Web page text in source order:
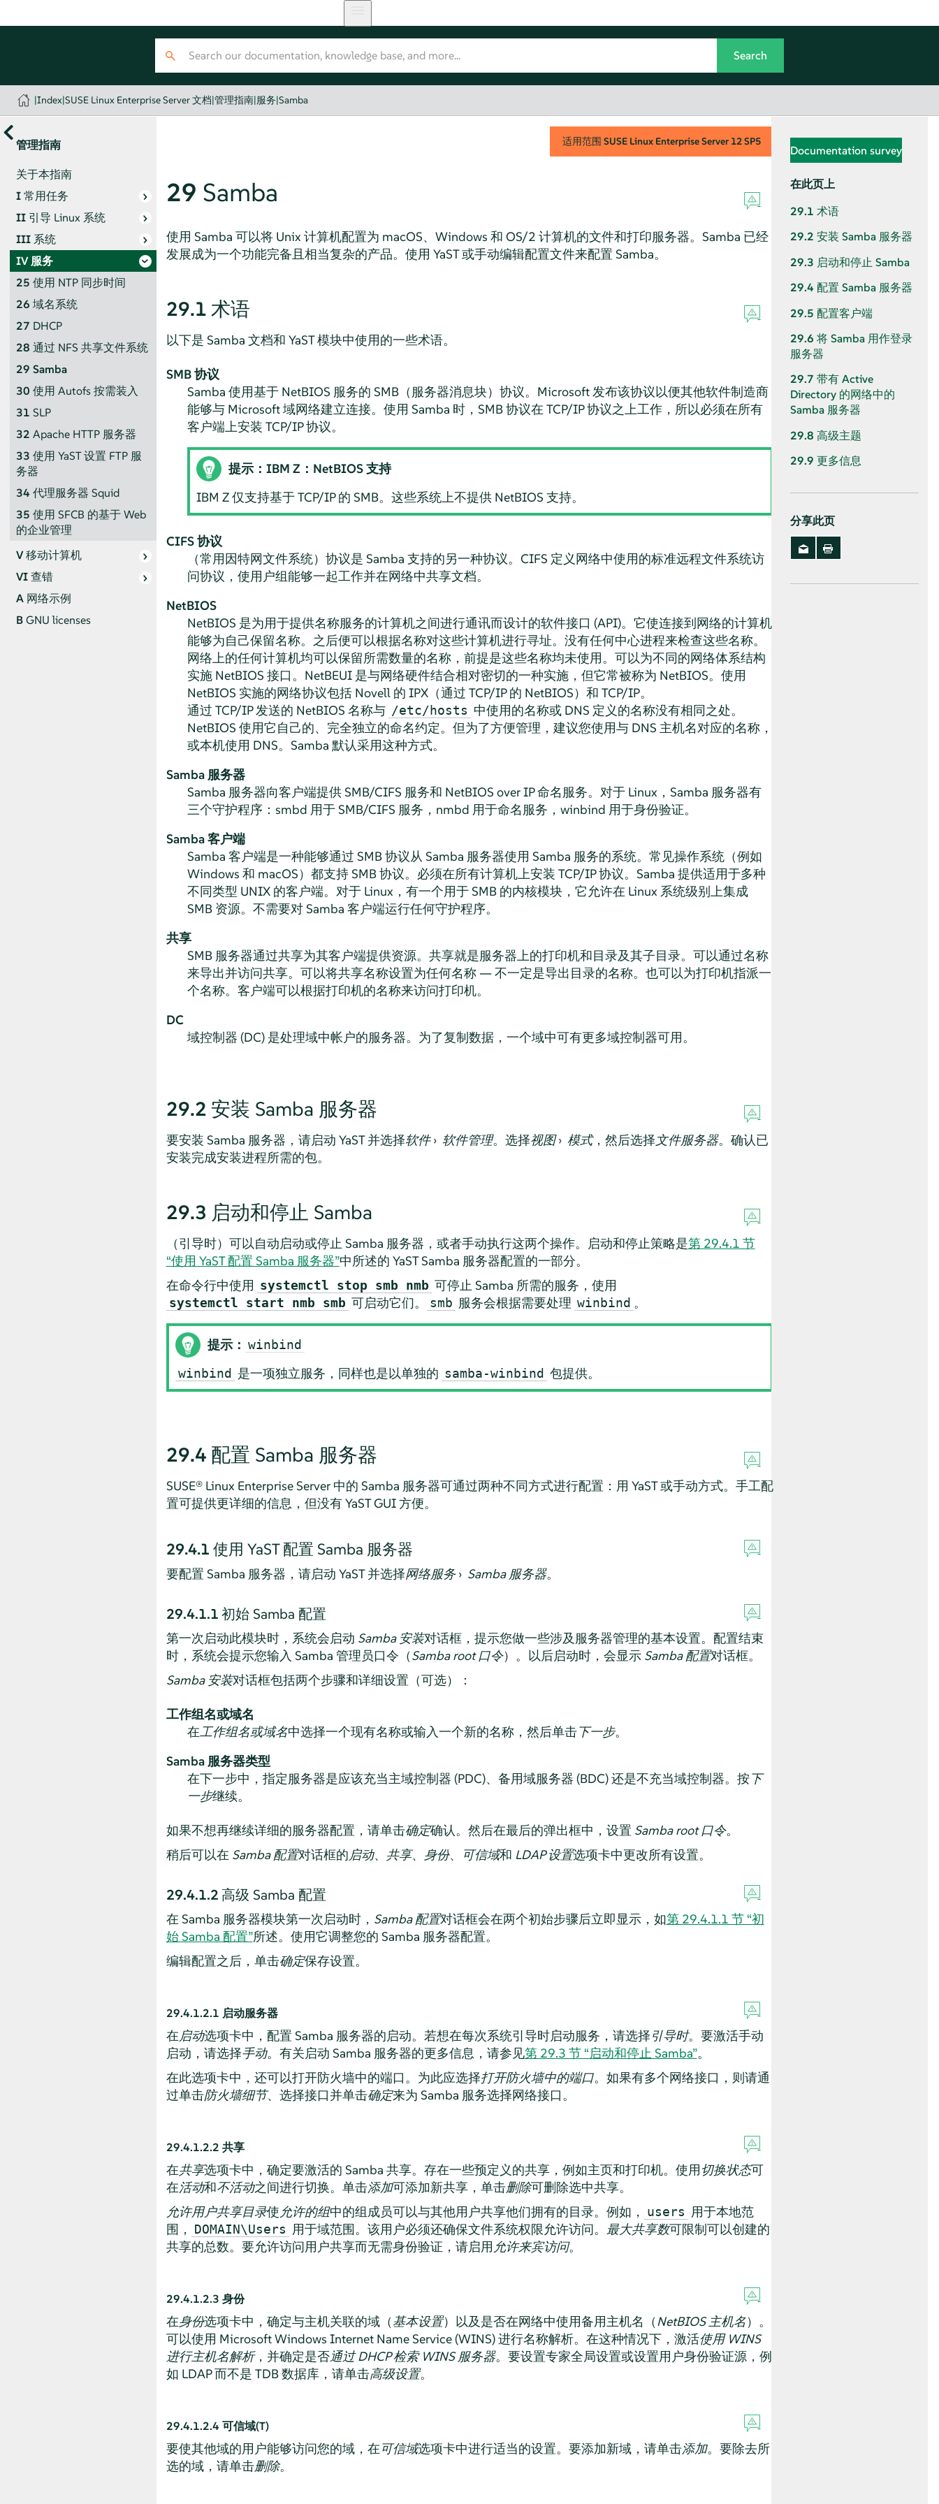
|Index|SUSE Linux Enterprise Server 文档|管理指南|服务|Samba
管理指南
关于本指南
I常用任务
II 引导 Linux 系统
III 系统
IV服务
25 使用 NTP 同步时间
26 域名系统
27 DHCP
28 通过 NFS 共享文件系统
29 Samba
30 使用 Autofs 按需装入
31 SLP
32 Apache HTTP 服务器
33 使用 YaST 设置 FTP 服
务器
34 代理服务器 Squid
35 使用 SFCB 的基于 Web
的企业管理
V移动计算机
VI查错
A 网络示例
BGNU licenses
适用范围 SUSE Linux Enterprise Server 12 SP5
29 Samba
使用 Samba 可以将 Unix 计算机配置为 macOS、Windows 和 OS/2 计算机的文件和打印服务器。Samba 已经
发展成为一个功能完备且相当复杂的产品。使用 YaST 或手动编辑配置文件来配置 Samba。
29.1 术语
以下是 Samba 文档和 YaST 模块中使用的一些术语。
SMB 协议
Samba 使用基于 NetBIOS 服务的 SMB（服务器消息块）协议。Microsoft 发布该协议以便其他软件制造商
能够与 Microsoft 域网络建立连接。使用 Samba 时，SMB 协议在 TCP/IP 协议之上工作，所以必须在所有
客户端上安装 TCP/IP 协议。
提示：IBM Z：NetBIOS 支持
IBM Z 仅支持基于 TCP/IP 的 SMB。这些系统上不提供 NetBIOS 支持。
CIFS 协议
（常用因特网文件系统）协议是 Samba 支持的另一种协议。CIFS 定义网络中使用的标准远程文件系统访
问协议，使用户组能够一起工作并在网络中共享文档。
NetBIOS
NetBIOS 是为用于提供名称服务的计算机之间进行通讯而设计的软件接口 (API)。它使连接到网络的计算机
能够为自己保留名称。之后便可以根据名称对这些计算机进行寻址。没有任何中心进程来检查这些名称。
网络上的任何计算机均可以保留所需数量的名称，前提是这些名称均未使用。可以为不同的网络体系结构
实施 NetBIOS 接口。 NetBEUI是与网络硬件结合相对密切的一种实施，但它常被称为 NetBIOS。使用
NetBIOS 实施的网络协议包括 Novell 的 IPX（通过 TCP/IP 的 NetBIOS）和 TCP/IP。
通过 TCP/IP 发送的 NetBIOS 名称与 /etc/hosts 中使用的名称或 DNS 定义的名称没有相同之处。
NetBIOS 使用它自己的、完全独立的命名约定。但为了方便管理，建议您使用与 DNS 主机名对应的名称，
或本机使用 DNS。Samba 默认采用这种方式。
Samba 服务器
Samba 服务器向客户端提供 SMB/CIFS 服务和 NetBIOS over IP 命名服务。对于 Linux，Samba 服务器有
三个守护程序：smbd 用于 SMB/CIFS 服务，nmbd 用于命名服务，winbind 用于身份验证。
Samba 客户端
Samba 客户端是一种能够通过 SMB 协议从 Samba 服务器使用 Samba 服务的系统。常见操作系统（例如
Windows 和 macOS）都支持 SMB 协议。必须在所有计算机上安装 TCP/IP 协议。Samba 提供适用于多种
不同类型 UNIX 的客户端。对于 Linux，有一个用于 SMB 的内核模块，它允许在 Linux 系统级别上集成
SMB 资源。不需要对 Samba 客户端运行任何守护程序。
共享
SMB 服务器通过共享为其客户端提供资源。共享就是服务器上的打印机和目录及其子目录。可以通过名称
来导出并访问共享。可以将共享名称设置为任何名称 — 不一定是导出目录的名称。也可以为打印机指派一
个名称。客户端可以根据打印机的名称来访问打印机。
DC
域控制器 (DC) 是处理域中帐户的服务器。为了复制数据，一个域中可有更多域控制器可用。
29.2 安装 Samba 服务器
要安装 Samba 服务器，请启动 YaST 并选择软件› 软件管理。选择视图› 模式，然后选择文件服务器。确认已
安装完成安装进程所需的包。
29.3 启动和停止 Samba
（引导时）可以自动启动或停止 Samba 服务器，或者手动执行这两个操作。启动和停止策略是第 29.4.1 节
“使用 YaST 配置 Samba 服务器”中所述的 YaST Samba 服务器配置的一部分。
在命令行中使用 systemctl stop smb nmb 可停止 Samba 所需的服务，使用
systemctl start nmb smb 可启动它们。 smb 服务会根据需要处理 winbind 。
提示： winbind
winbind 是一项独立服务，同样也是以单独的 samba-winbind 包提供。
29.4 配置 Samba 服务器
SUSE® Linux Enterprise Server中的 Samba 服务器可通过两种不同方式进行配置：用 YaST 或手动方式。手工配
置可提供更详细的信息，但没有 YaST GUI 方便。
29.4.1 使用 YaST 配置 Samba 服务器
要配置 Samba 服务器，请启动 YaST 并选择网络服务› Samba 服务器。
29.4.1.1初始 Samba 配置
第一次启动此模块时，系统会启动 Samba 安装对话框，提示您做一些涉及服务器管理的基本设置。配置结束
时，系统会提示您输入 Samba 管理员口令（Samba root 口令）。以后启动时，会显示 Samba 配置对话框。
Samba 安装对话框包括两个步骤和详细设置（可选）：
工作组名或域名
在工作组名或域名中选择一个现有名称或输入一个新的名称，然后单击下一步。
Samba 服务器类型
在下一步中，指定服务器是应该充当主域控制器 (PDC)、备用域服务器 (BDC) 还是不充当域控制器。按下
一步继续。
如果不想再继续详细的服务器配置，请单击确定确认。然后在最后的弹出框中，设置 Samba root 口令。
稍后可以在 Samba 配置对话框的启动、 共享、 身份、 可信域和 LDAP 设置选项卡中更改所有设置。
29.4.1.2 高级 Samba 配置
在 Samba 服务器模块第一次启动时， Samba 配置对话框会在两个初始步骤后立即显示，如第 29.4.1.1 节 “初
始 Samba 配置”所述。使用它调整您的 Samba 服务器配置。
编辑配置之后，单击确定保存设置。
29.4.1.2.1 启动服务器
在启动选项卡中，配置 Samba 服务器的启动。若想在每次系统引导时启动服务，请选择引导时。要激活手动
启动，请选择手动。有关启动 Samba 服务器的更多信息，请参见第 29.3 节 “启动和停止 Samba”。
在此选项卡中，还可以打开防火墙中的端口。为此应选择打开防火墙中的端口。如果有多个网络接口，则请通
过单击防火墙细节、选择接口并单击确定来为 Samba 服务选择网络接口。
29.4.1.2.2 共享
在共享选项卡中，确定要激活的 Samba 共享。存在一些预定义的共享，例如主页和打印机。使用切换状态可
在活动和不活动之间进行切换。单击添加可添加新共享，单击删除可删除选中共享。
允许用户共享目录使允许的组中的组成员可以与其他用户共享他们拥有的目录。例如， users 用于本地范
围， DOMAIN\Users 用于域范围。该用户必须还确保文件系统权限允许访问。 最大共享数可限制可以创建的
共享的总数。要允许访问用户共享而无需身份验证，请启用 允许来宾访问。
29.4.1.2.3 身份
在身份选项卡中，确定与主机关联的域（基本设置）以及是否在网络中使用备用主机名（NetBIOS 主机名）。
可以使用 Microsoft Windows Internet Name Service (WINS) 进行名称解析。在这种情况下，激活使用 WINS
进行主机名解析，并确定是否通过 DHCP 检索 WINS 服务器。要设置专家全局设置或设置用户身份验证源， 例
如 LDAP 而不是 TDB 数据库， 请单击高级设置。
29.4.1.2.4 可信域(T)
要使其他域的用户能够访问您的域，在可信域选项卡中进行适当的设置。要添加新域，请单击添加。要除去所
选的域，请单击删除。
Documentation survey
在此页上
29.1 术语
29.2 安装 Samba 服务器
29.3 启动和停止 Samba
29.4 配置 Samba 服务器
29.5 配置客户端
29.6 将 Samba 用作登录
服务器
29.7 带有 Active
Directory 的网络中的
Samba 服务器
29.8 高级主题
29.9 更多信息
分享此页